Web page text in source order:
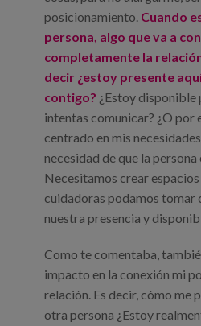
posicionamiento. Cuando
persona, algo que va a
completamente la
decir ¿estoy presente
contigo? ¿Estoy disponible
intentas comunicar? ¿O por
centrado en mis
necesidad de que la
Necesitamos crear
cuidadoras podamos tomar
nuestra presencia y
Como te comentaba,
impacto en la conexión mi
relación. Es decir, cómo me
otra persona ¿Estoy